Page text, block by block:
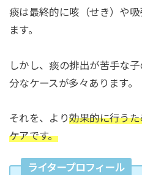
痰は最終的に咳（せき）や
ます。
しかし、痰の排出が苦手な
分なケースが多々あります。
それを、より効果的に行う
ケアです。
ライタープロフィール